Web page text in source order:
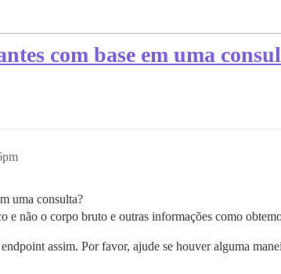
com base em uma
uma consulta?
e não o corpo bruto e outras informações como
assim. Por favor, ajude se houver alguma